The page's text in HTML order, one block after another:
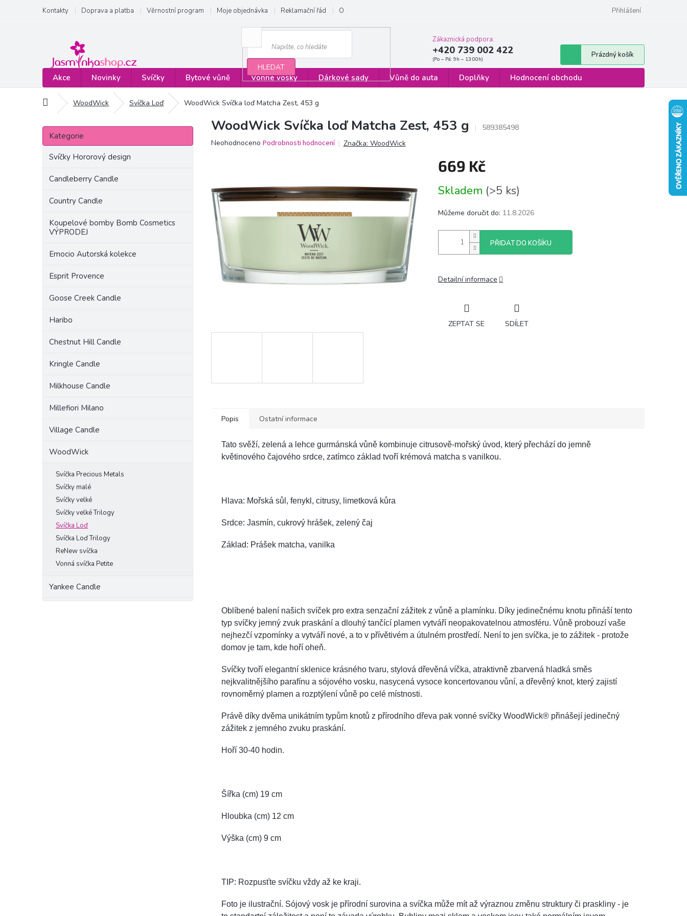
obsah
Kontakty Doprava a platba Věrnostní program Moje objednávka Reklamační řád Obchodní podmínky Formulář pro odstoupení od smlouvy
Přihlášení
HLEDAT
Zákaznická podpora:
+420 739 002 422
Nákupní
košík
Prázdný košík
Akce Novinky Svíčky Bytové vůně Vonné vosky Dárkové sady Vůně do auta Doplňky Hodnocení obchodu
Domů WoodWick Svíčka Loď WoodWick Svíčka loď Matcha Zest, 453 g
P
s
Přeskočit
kategorie
Kategorie
Svíčky Hororový design
Candleberry Candle
Country Candle
Koupelové bomby Bomb Cosmetics
VÝPRODEJ
Emocio Autorská kolekce
Esprit Provence
Goose Creek Candle
Haribo
Chestnut Hill Candle
Kringle Candle
Milkhouse Candle
Millefiori Milano
Village Candle
WoodWick
Svíčka Precious Metals
Svíčky malé
Svíčky velké
Svíčky velké Trilogy
Svíčka Loď
Svíčka Loď Trilogy
ReNew svíčka
Vonná svíčka Petite
Yankee Candle
WoodWick Svíčka loď Matcha Zest, 453 g
589385498
Průměrné
z
5
hvězdiček.
Neohodnoceno Podrobnosti hodnocení Značka: WoodWick
669 Kč
cena:
Skladem (>5 ks)
Můžeme doručit do: 11.8.2026
PŘIDAT DO KOŠÍKU
Detailní informace
ZEPTAT SE SDÍLET
Popis Ostatní informace
Tato svěží, zelená a lehce gurmánská vůně kombinuje citrusově-mořský úvod, který přechází do jemně
květinového čajového srdce, zatímco základ tvoří krémová matcha s vanilkou.
Hlava: Mořská sůl, fenykl, citrusy, limetková kůra
Srdce: Jasmín, cukrový hrášek, zelený čaj
Základ: Prášek matcha, vanilka
Oblíbené balení našich svíček pro extra senzační zážitek z vůně a plamínku. Díky jedinečnému knotu přináší tento
typ svíčky jemný zvuk praskání a dlouhý tančící plamen vytváří neopakovatelnou atmosféru. Vůně probouzí vaše
nejhezčí vzpomínky a vytváří nové, a to v přívětivém a útulném prostředí. Není to jen svíčka, je to zážitek - protože
domov je tam, kde hoří oheň.
Svíčky tvoří elegantní sklenice krásného tvaru, stylová dřevěná víčka, atraktivně zbarvená hladká směs
nejkvalitnějšího parafínu a sójového vosku, nasycená vysoce koncertovanou vůní, a dřevěný knot, který zajistí
rovnoměrný plamen a rozptýlení vůně po celé místnosti.
Právě díky dvěma unikátním typům knotů z přírodního dřeva pak vonné svíčky WoodWick® přinášejí jedinečný
zážitek z jemného zvuku praskání.
Hoří 30-40 hodin.
Šířka (cm) 19 cm
Hloubka (cm) 12 cm
Výška (cm) 9 cm
TIP: Rozpusťte svíčku vždy až ke kraji.
Foto je ilustrační. Sójový vosk je přírodní surovina a svíčka může mít až výraznou změnu struktury či praskliny - je